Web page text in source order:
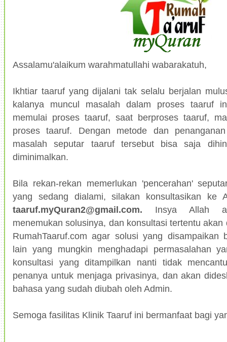
Assalamu'alaikum warahmatullahi wabarakatuh,
Ikhtiar taaruf yang dijalani tak selalu berjalan
kalanya muncul masalah dalam proses taaruf
memulai proses taaruf, saat berproses taaruf,
proses taaruf. Dengan metode dan
masalah seputar taaruf tersebut bisa saja
diminimalkan.
Bila rekan-rekan memerlukan 'pencerahan'
yang sedang dialami, silakan konsultasikan ke
taaruf.myQuran2@gmail.com. Insya Allah
menemukan solusinya, dan konsultasi tertentu
RumahTaaruf.com agar solusi yang disampaikan
lain yang mungkin menghadapi permasalahan
konsultasi yang ditampilkan nanti tidak
penanya untuk menjaga privasinya, dan akan
bahasa yang sudah diubah oleh Admin.
Semoga fasilitas Klinik Taaruf ini bermanfaat bagi